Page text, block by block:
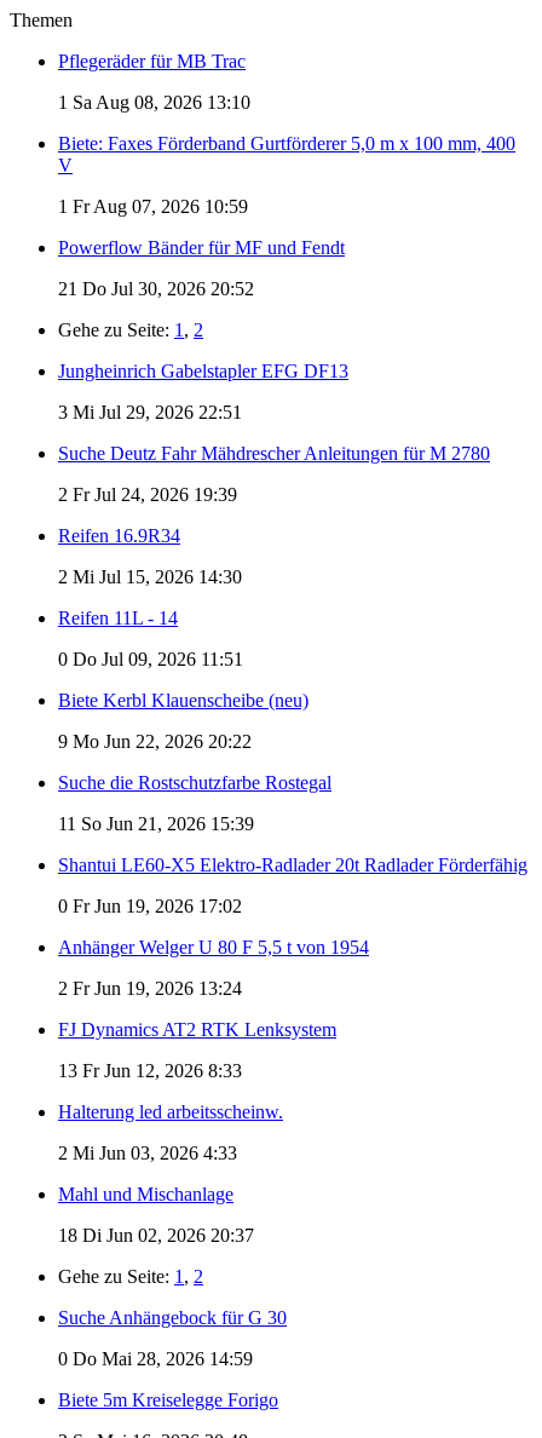
Themen
Pflegeräder für MB Trac
1 Sa Aug 08, 2026 13:10
Biete: Faxes Förderband Gurtförderer 5,0 m x 100 mm, 400
V
1 Fr Aug 07, 2026 10:59
Powerflow Bänder für MF und Fendt
21 Do Jul 30, 2026 20:52
Gehe zu Seite: 1 , 2
Jungheinrich Gabelstapler EFG DF13
3 Mi Jul 29, 2026 22:51
Suche Deutz Fahr Mähdrescher Anleitungen für M 2780
2 Fr Jul 24, 2026 19:39
Reifen 16.9R34
2 Mi Jul 15, 2026 14:30
Reifen 11L - 14
0 Do Jul 09, 2026 11:51
Biete Kerbl Klauenscheibe (neu)
9 Mo Jun 22, 2026 20:22
Suche die Rostschutzfarbe Rostegal
11 So Jun 21, 2026 15:39
Shantui LE60-X5 Elektro-Radlader 20t Radlader Förderfähig
0 Fr Jun 19, 2026 17:02
Anhänger Welger U 80 F 5,5 t von 1954
2 Fr Jun 19, 2026 13:24
FJ Dynamics AT2 RTK Lenksystem
13 Fr Jun 12, 2026 8:33
Halterung led arbeitsscheinw.
2 Mi Jun 03, 2026 4:33
Mahl und Mischanlage
18 Di Jun 02, 2026 20:37
Gehe zu Seite: 1 , 2
Suche Anhängebock für G 30
0 Do Mai 28, 2026 14:59
Biete 5m Kreiselegge Forigo